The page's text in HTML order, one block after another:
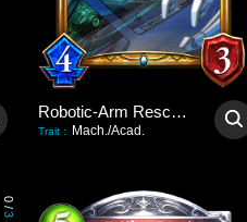
Robotic-Arm Rescuer
Trait : Mach./Acad.
0
/
3